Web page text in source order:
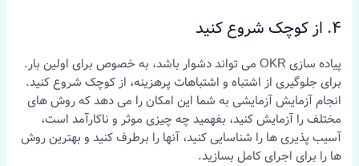
4. از کوچک شروع کنید
پیاده سازی OKR می تواند دشوار باشد، به خصوص برای اولین بار.
برای جلوگیری از اشتباه و اشتباهات پرهزینه، از کوچک شروع کنید.
انجام آزمایش آزمایشی به شما این امکان را می دهد که روش های
مختلف را آزمایش کنید، بفهمید چه چیزی موثر و ناکارآمد است،
آسیب پذیری ها را شناسایی کنید، آنها را برطرف کنید و بهترین روش
ها را برای اجرای کامل بسازید.